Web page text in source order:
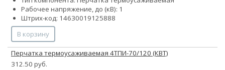
Рабочее напряжение, до (кВ): 1
Штрих-код: 14630019125888
В корзину
Перчатка термоусаживаемая 4ТПИ-70/120 (КВТ)
312.50 руб.